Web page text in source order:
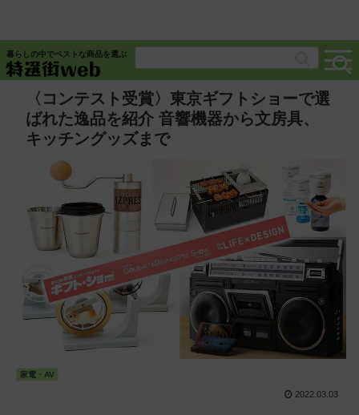
暮らしの中でベストな商品を選ぶ
〈コンテスト受賞〉東京ギフトショーで選
ばれた逸品を紹介 音響機器から文房具、
キッチングッズまで
家電・AV
2022.03.03